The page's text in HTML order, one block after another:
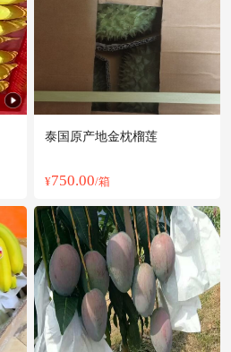
泰国原产地金枕榴莲
¥750.00/箱